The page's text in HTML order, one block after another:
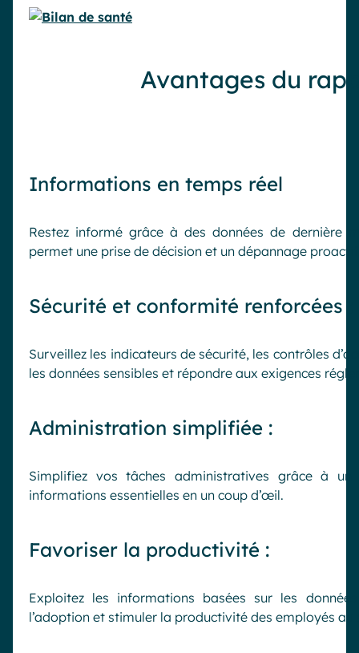
Avantages du
Informations en temps réel
Restez informé grâce à des données de dernière
permet une prise de décision et un dépannage
Sécurité et conformité renforcées :
Surveillez les indicateurs de sécurité, les contrôles
les données sensibles et répondre aux exigences
Administration simplifiée :
Simplifiez vos tâches administratives grâce à
informations essentielles en un coup d’œil.
Favoriser la productivité :
Exploitez les informations basées sur les
l’adoption et stimuler la productivité des employés au